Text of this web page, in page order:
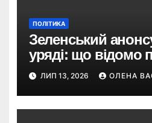
ПОЛІТИКА
Зеленський
уряді: що відомо
роль Юлії
ЛИП 13, 2026 ОЛЕНА